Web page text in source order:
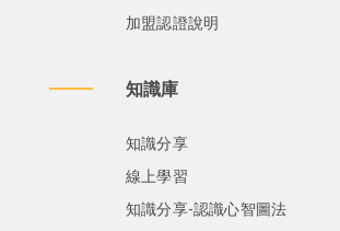
加盟認證說明
知識庫
知識分享
線上學習
知識分享-認識心智圖法